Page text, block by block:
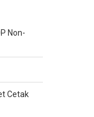
Non-
Cetak